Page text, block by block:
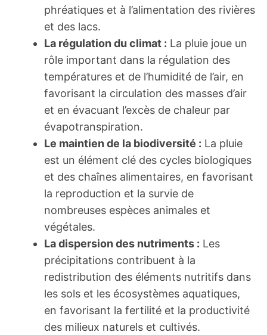
phréatiques et à l’alimentation des rivières
et des lacs.
La régulation du climat : La pluie joue un
rôle important dans la régulation des
températures et de l’humidité de l’air, en
favorisant la circulation des masses d’air
et en évacuant l’excès de chaleur par
évapotranspiration.
Le maintien de la biodiversité : La pluie
est un élément clé des cycles biologiques
et des chaînes alimentaires, en favorisant
la reproduction et la survie de
nombreuses espèces animales et
végétales.
La dispersion des nutriments : Les
précipitations contribuent à la
redistribution des éléments nutritifs dans
les sols et les écosystèmes aquatiques,
en favorisant la fertilité et la productivité
des milieux naturels et cultivés.